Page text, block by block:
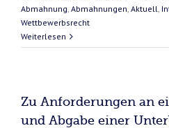
Abmahnung Abmahnungen Aktuell
Wettbewerbsrecht
Weiterlesen
Zu Anforderungen an
und Abgabe einer